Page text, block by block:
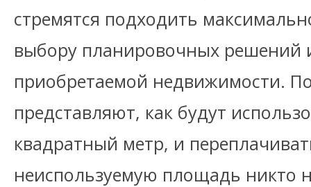
стремятся подходить
выбору планировочных
приобретаемой недвижимости.
представляют, как будут
квадратный метр, и
неиспользуемую площадь никто